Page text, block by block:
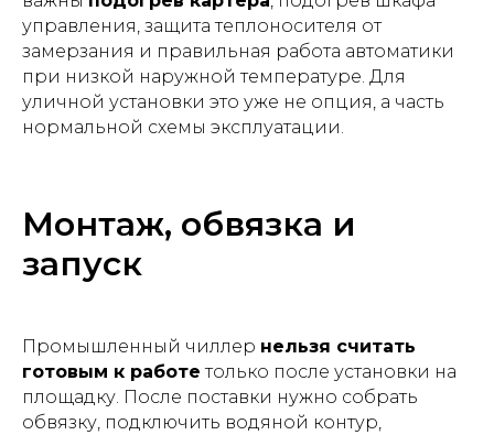
управления, защита теплоносителя от
замерзания и правильная работа автоматики
при низкой наружной температуре. Для
уличной установки это уже не опция, а часть
нормальной схемы эксплуатации.
Монтаж, обвязка и
запуск
Промышленный чиллер нельзя считать
готовым к работе только после установки на
площадку. После поставки нужно собрать
обвязку, подключить водяной контур,